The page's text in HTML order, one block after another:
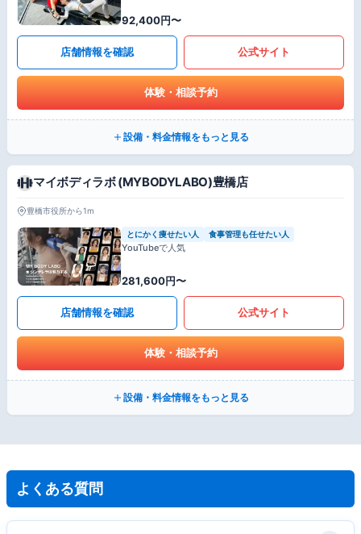
92,400円〜
店舗情報を確認 公式サイト
体験・相談予約
設備・料金情報をもっと見る
マイボディラボ (MYBODYLABO)豊橋店
豊橋市役所から1m
とにかく痩せたい人 食事管理も任せたい人
YouTubeで人気
281,600円〜
店舗情報を確認 公式サイト
体験・相談予約
設備・料金情報をもっと見る
よくある質問